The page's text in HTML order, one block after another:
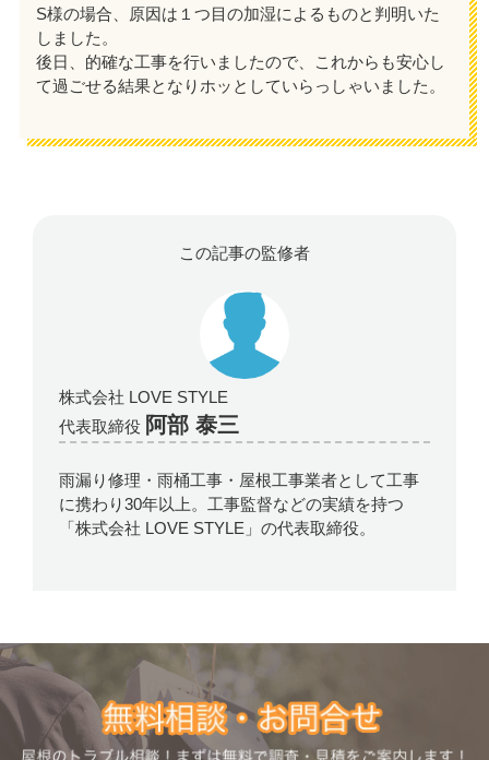
S様の場合、原因は１つ目の加湿によるものと判明いた
しました。
後日、的確な工事を行いましたので、これからも安心し
て過ごせる結果となりホッとしていらっしゃいました。
この記事の監修者
株式会社 LOVE STYLE
代表取締役 阿部 泰三
雨漏り修理・雨桶工事・屋根工事業者として工事
に携わり30年以上。工事監督などの実績を持つ
「株式会社 LOVE STYLE」の代表取締役。